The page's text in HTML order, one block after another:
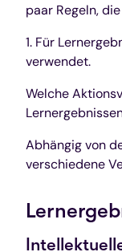
paar Regeln,
1. Für
verwendet.
Welche
Abhängig von
verschiedene